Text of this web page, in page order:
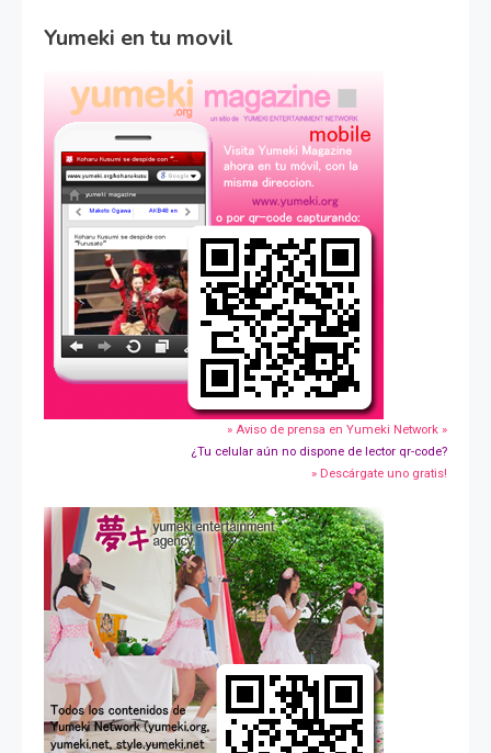
Yumeki en tu movil
» Aviso de prensa en Yumeki Network »
¿Tu celular aún no dispone de lector qr-code?
» Descárgate uno gratis!